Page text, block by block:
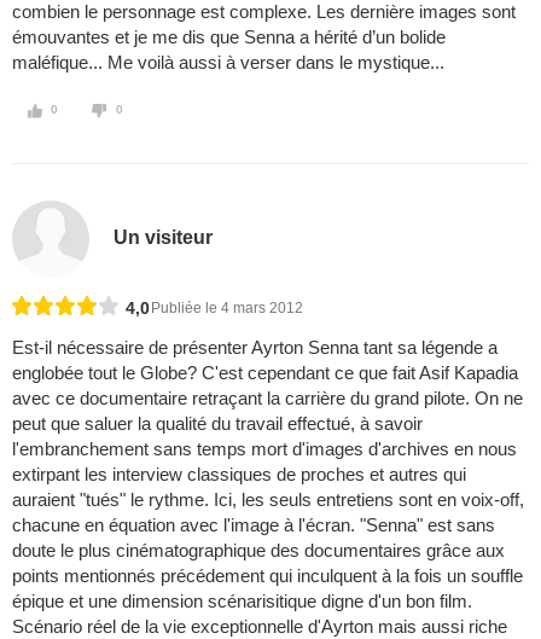
combien le personnage est complexe. Les dernière images sont
émouvantes et je me dis que Senna a hérité d’un bolide
maléfique... Me voilà aussi à verser dans le mystique...
0 0
Un visiteur
4,0 Publiée le 4 mars 2012
Est-il nécessaire de présenter Ayrton Senna tant sa légende a
englobée tout le Globe? C'est cependant ce que fait Asif Kapadia
avec ce documentaire retraçant la carrière du grand pilote. On ne
peut que saluer la qualité du travail effectué, à savoir
l'embranchement sans temps mort d'images d'archives en nous
extirpant les interview classiques de proches et autres qui
auraient "tués" le rythme. Ici, les seuls entretiens sont en voix-off,
chacune en équation avec l'image à l'écran. "Senna" est sans
doute le plus cinématographique des documentaires grâce aux
points mentionnés précédement qui inculquent à la fois un souffle
épique et une dimension scénarisitique digne d'un bon film.
Scénario réel de la vie exceptionnelle d'Ayrton mais aussi riche